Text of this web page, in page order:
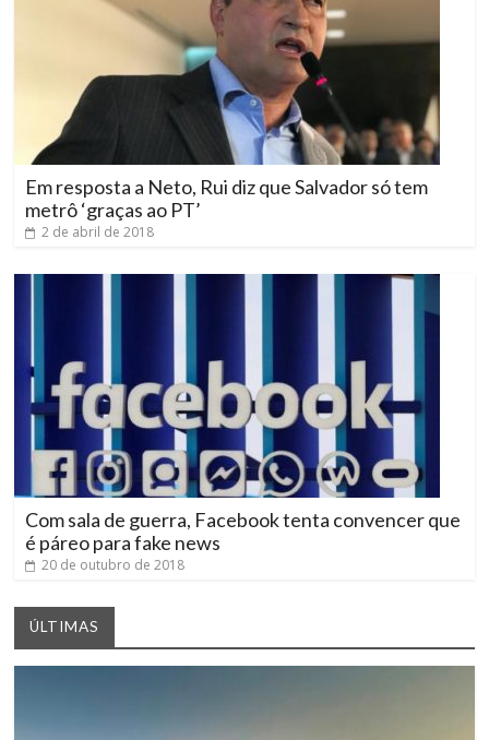
Em resposta a Neto, Rui diz que Salvador só tem
metrô ‘graças ao PT’
2 de abril de 2018
Com sala de guerra, Facebook tenta convencer que
é páreo para fake news
20 de outubro de 2018
ÚLTIMAS